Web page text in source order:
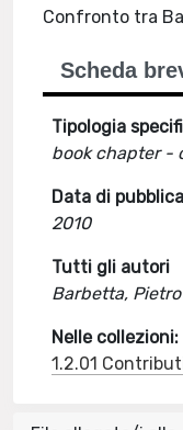
Confronto tra
Scheda
Tipologia
book chapter -
Data di
2010
Tutti gli autori
Barbetta, Pietro
Nelle collezioni:
1.2.01